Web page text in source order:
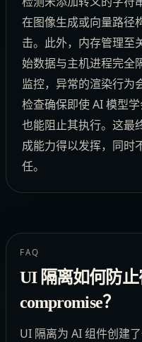
在图像生成或向量路径
击。此外，内存管理至
始数据与主机进程完全
监控，异常的渲染行为
检查确保即使 AI 模型
也能阻止其执行。这最
成能力得以发挥，同时
任。
FAQ
UI 隔离如何防止
compromise？
UI 隔离为 AI 组件创建